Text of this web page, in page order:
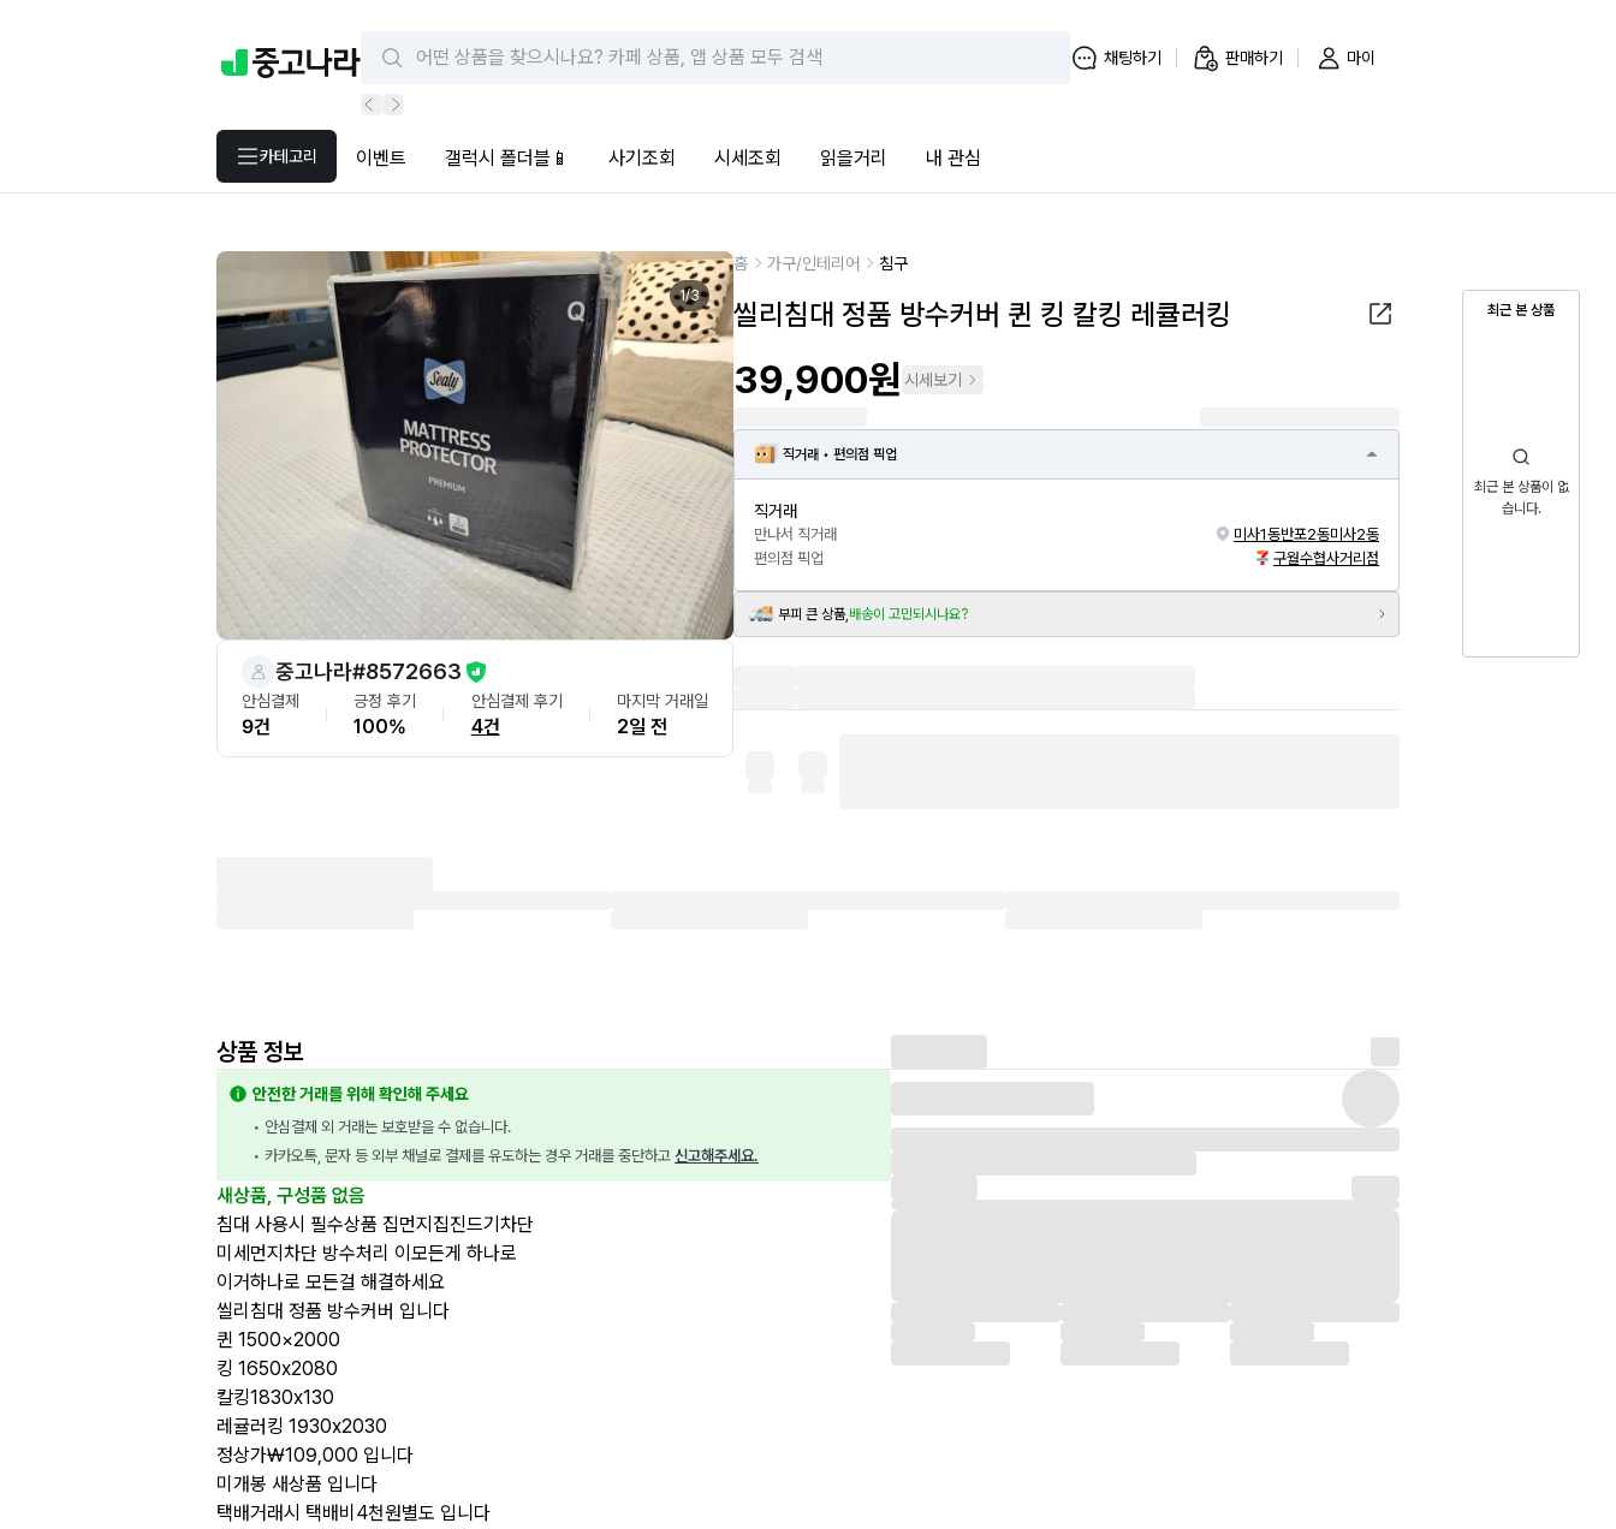
채팅하기 판매하기 마이
카테고리 이벤트 갤럭시 폴더블📱 사기조회 시세조회 읽을거리 내 관심
최근 본 상품
최근 본 상품이 없
습니다.
1/3
중고나라#8572663
안심결제
9건
긍정 후기
100%
안심결제 후기
4건
마지막 거래일
2일 전
홈 가구/인테리어 침구
씰리침대 정품 방수커버 퀸 킹 칼킹 레큘러킹
39,900원 시세보기
직거래 • 편의점 픽업
직거래
만나서 직거래 미사1동반포2동미사2동
편의점 픽업
구월수협사거리점
부피 큰 상품, 배송이 고민되시나요?
상품 정보
안전한 거래를 위해 확인해 주세요
• 안심결제 외 거래는 보호받을 수 없습니다.
• 카카오톡, 문자 등 외부 채널로 결제를 유도하는 경우 거래를 중단하고 신고해주세요.
새상품, 구성품 없음
침대 사용시 필수상품 집먼지집진드기차단
미세먼지차단 방수처리 이모든게 하나로
이거하나로 모든걸 해결하세요
씰리침대 정품 방수커버 입니다
퀸 1500×2000
킹 1650x2080
칼킹1830x130
레귤러킹 1930x2030
정상가₩109,000 입니다
미개봉 새상품 입니다
택배거래시 택배비4천원별도 입니다